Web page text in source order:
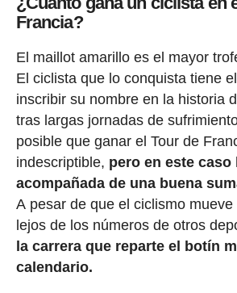
Francia?
El maillot amarillo es el mayor
El ciclista que lo conquista tiene el
inscribir su nombre en la historia
tras largas jornadas de
posible que ganar el Tour de
indescriptible, pero en este caso
acompañada de una buena
A pesar de que el ciclismo
lejos de los números de otros
la carrera que reparte el botín
calendario.